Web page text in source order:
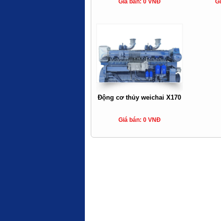
Giá bán: 0 VNĐ
Động cơ thủy weichai X170
Giá bán: 0 VNĐ